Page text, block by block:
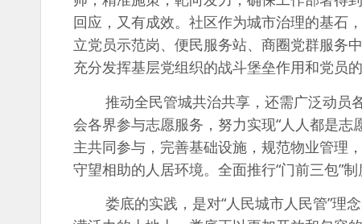
回应，又有成效。社区作为城市治理的基石
立党员示范岗、便民服务站、商圈党群服务
充分发挥基层党组织的战斗堡垒作用和党员的
推动全民管城共治共享，还需广泛动员各
会各界参与志愿服务，努力实现“人人都是
主共同参与，完善基础设施，规范物业管理
守望相助的人居环境。全面推行“门前三包”
娄底的实践，是对“人民城市人民管”理念